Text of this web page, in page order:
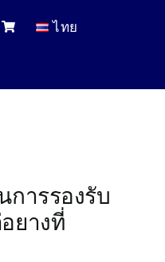
ไทย
บทความทา
การรองรับ
ยางที่